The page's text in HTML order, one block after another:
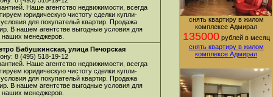
Наше агентство недвижимости, всегда
юридическую чистоту сделки купли-
для покупательй квартир. Продажа
В нашем агентстве выгодные условия для
наших менеджеров.
Бабушкинская, улица Печорская
8 (495) 518-19-12
Наше агентство недвижимости, всегда
юридическую чистоту сделки купли-
для покупательй квартир. Продажа
В нашем агентстве выгодные условия для
наших менеджеров.
снять квартиру в жилом
комплексе Адмирал
135000рублей в месяц
снять квартиру в жилом
комплексе Адмирал